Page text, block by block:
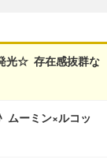
光☆ 存在感抜群な
ムーミン×ルコッ